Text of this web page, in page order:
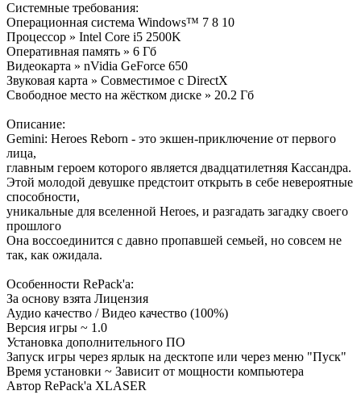
Системные требования:
Операционная система Windows™ 7 8 10
Процессор » Intel Core i5 2500K
Оперативная память » 6 Гб
Видеокарта » nVidia GeForce 650
Звуковая карта » Совместимое с DirectX
Свободное место на жёстком диске » 20.2 Гб
Описание:
Gemini: Heroes Reborn - это экшен-приключение от первого
лица,
главным героем которого является двадцатилетняя Кассандра.
Этой молодой девушке предстоит открыть в себе невероятные
способности,
уникальные для вселенной Heroes, и разгадать загадку своего
прошлого
Она воссоединится с давно пропавшей семьей, но совсем не
так, как ожидала.
Особенности RePack'a:
За основу взята Лицензия
Аудио качество / Видео качество (100%)
Версия игры ~ 1.0
Установка дополнительного ПО
Запуск игры через ярлык на десктопе или через меню "Пуск"
Время установки ~ Зависит от мощности компьютера
Автор RePack'a XLASER